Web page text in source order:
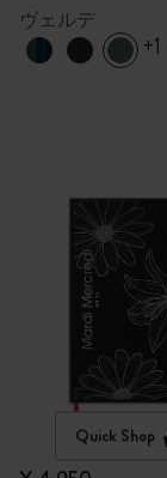
ヴェルデ
+1
Quick Shop